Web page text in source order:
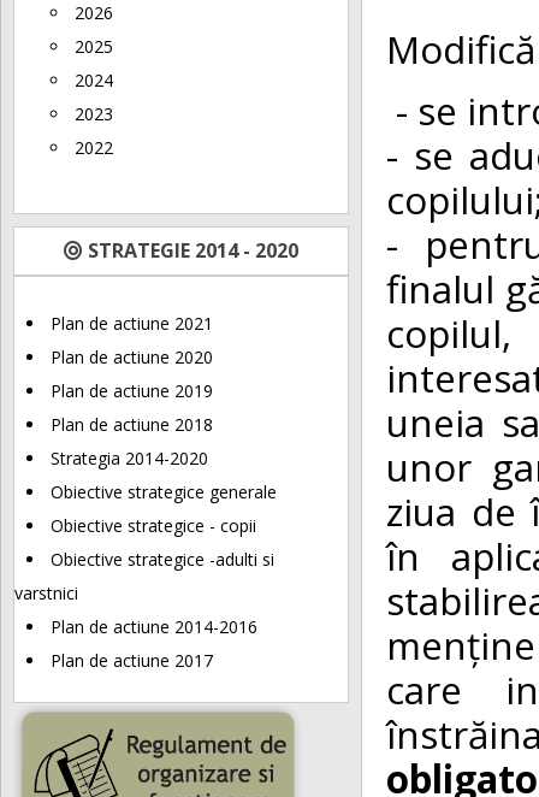
2026
2025
2024
2023
2022
STRATEGIE 2014 - 2020
Plan de actiune 2021
Plan de actiune 2020
Plan de actiune 2019
Plan de actiune 2018
Strategia 2014-2020
Obiective strategice generale
Obiective strategice - copii
Obiective strategice -adulti si
varstnici
Plan de actiune 2014-2016
Plan de actiune 2017
- se
- se
-
finalul
uneia
unor
ziua de
în
care